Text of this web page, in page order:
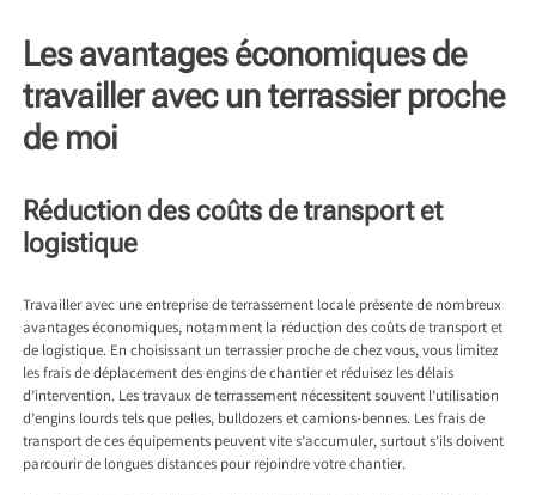
Les avantages économiques de
travailler avec un terrassier proche
de moi
Réduction des coûts de transport et
logistique
Travailler avec une entreprise de terrassement locale présente de nombreux
avantages économiques, notamment la réduction des coûts de transport et
de logistique. En choisissant un terrassier proche de chez vous, vous limitez
les frais de déplacement des engins de chantier et réduisez les délais
d’intervention. Les travaux de terrassement nécessitent souvent l’utilisation
d’engins lourds tels que pelles, bulldozers et camions-bennes. Les frais de
transport de ces équipements peuvent vite s’accumuler, surtout s’ils doivent
parcourir de longues distances pour rejoindre votre chantier.